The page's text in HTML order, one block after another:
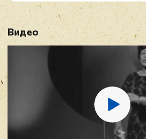
B4. How High The Moon
Имя*
Отзыв
Видео